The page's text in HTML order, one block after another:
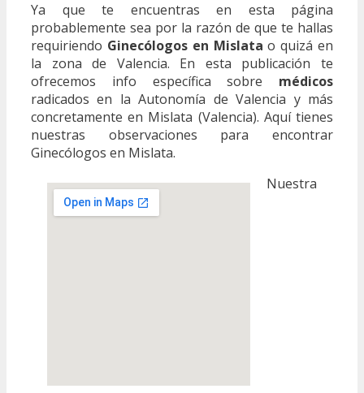
Ya que te encuentras en esta página
probablemente sea por la razón de que te hallas
requiriendo Ginecólogos en Mislata o quizá en
la zona de Valencia. En esta publicación te
ofrecemos info específica sobre médicos
radicados en la Autonomía de Valencia y más
concretamente en Mislata (Valencia). Aquí tienes
nuestras observaciones para encontrar
Ginecólogos en Mislata.
Nuestra